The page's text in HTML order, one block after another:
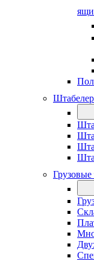
Грузовые